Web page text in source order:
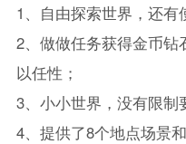
1、自由探索世界，还有
2、做做任务获得金币
以任性；
3、小小世界，没有限制
4、提供了8个地点场景